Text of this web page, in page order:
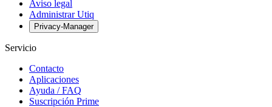
Aviso legal
Administrar Utiq
Privacy-Manager
Servicio
Contacto
Aplicaciones
Ayuda / FAQ
Suscripción Prime